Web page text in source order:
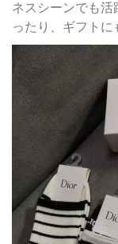
ネスシーンでも
ったり、ギフトに